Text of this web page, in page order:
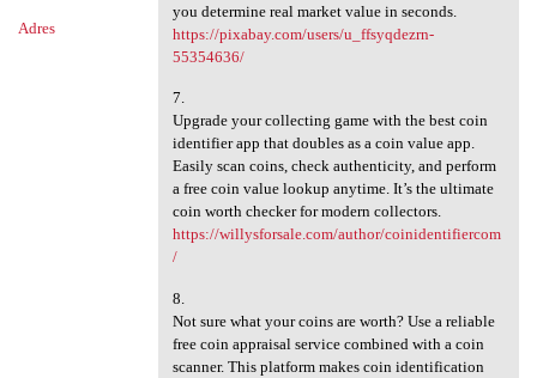
Adres
you determine real market value in seconds.
https://pixabay.com/users/u_ffsyqdezrn-
55354636/
7.
Upgrade your collecting game with the best coin
identifier app that doubles as a coin value app.
Easily scan coins, check authenticity, and perform
a free coin value lookup anytime. It’s the ultimate
coin worth checker for modern collectors.
https://willysforsale.com/author/coinidentifiercom
/
8.
Not sure what your coins are worth? Use a reliable
free coin appraisal service combined with a coin
scanner. This platform makes coin identification